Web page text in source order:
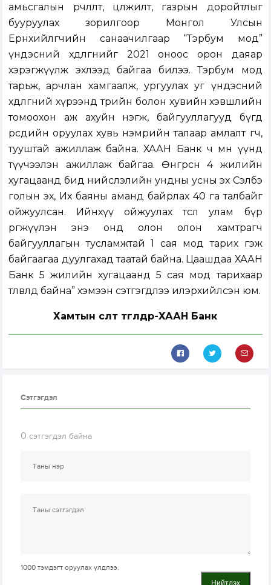
амьсгалын өөрчлөлт, цөлжилт, газрын доройтлыг
бууруулах зорилгоор Монгол Улсын
Ерөнхийлөгчийн санаачилгаар “Тэрбум мод”
үндэсний хөдөлгөөнийг 2021 оноос орон даяар
хэрэгжүүлж эхлээд байгаа билээ. Тэрбум мод
тарьж, арчлан хамгаалж, ургуулах уг үндэсний
хөдөлгөөний хүрээнд төрийн болон хувийн хэвшлийн
томоохон аж ахуйн нэгж, байгууллагууд бүгд
өөрсдийн оруулах хувь нэмрийн талаар амлалт өгч,
тууштай ажиллаж байна. ХААН Банк ч мөн үүнд
түүчээлэн ажиллаж байгаа. Өнгөрсөн 4 жилийн
хугацаанд бид нийслэлийн ундны усны эх Сэлбэ
голын эх, Их баяны аманд байрлах 40 га талбайг
ойжуулсан. Ийнхүү ойжуулах төслөө улам бүр
өргөжүүлэн энэ онд олон олон хамтрагч
байгууллагын тусламжтай 1 сая мод тарих гэж
байгаагаа дуулгахад таатай байна. Цаашдаа ХААН
Банк 5 жилийн хугацаанд 5 сая мод тарихаар
төлөвлөөд байна” хэмээн сэтгэгдлээ илэрхийлсэн юм.
Хамтын өсөлт төгөлдөр-ХААН Банк
Сэтгэгдэл
0 сэтгэгдэл байна
1000 тэмдэгт оруулах үлдлээ.
Нийтлэх